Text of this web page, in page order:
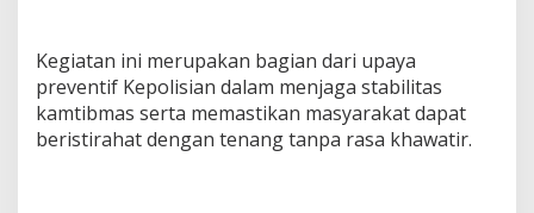
p
u
n
g
L
Kegiatan ini merupakan bagian dari upaya
preventif Kepolisian dalam menjaga stabilitas
kamtibmas serta memastikan masyarakat dapat
beristirahat dengan tenang tanpa rasa khawatir.